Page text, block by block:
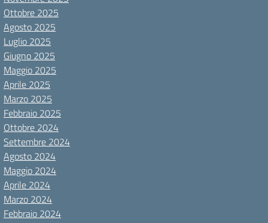
Ottobre 2025
Agosto 2025
Luglio 2025
Giugno 2025
Maggio 2025
Aprile 2025
Marzo 2025
Febbraio 2025
Ottobre 2024
Settembre 2024
Agosto 2024
Maggio 2024
Aprile 2024
Marzo 2024
Febbraio 2024